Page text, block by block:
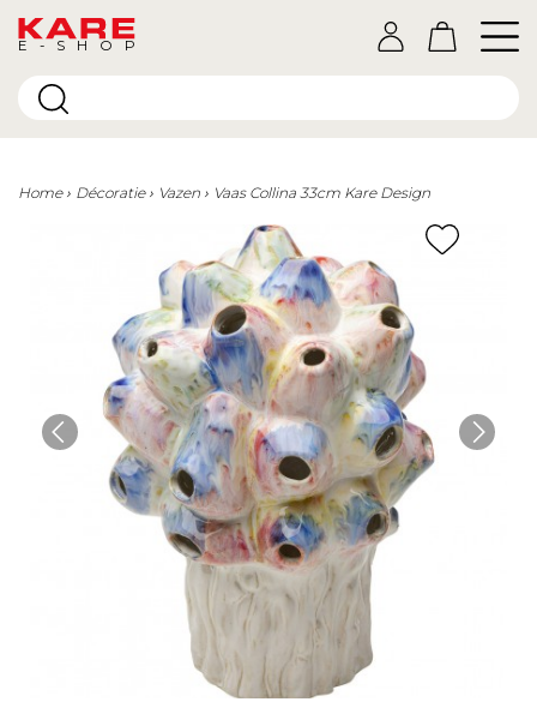
E-SHOP
Home Décoratie Vazen Vaas Collina 33cm Kare Design